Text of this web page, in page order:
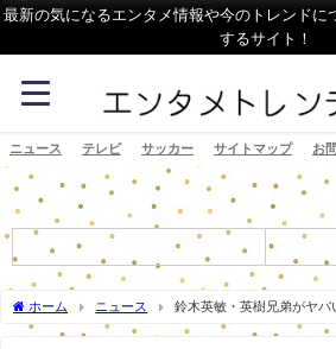
最新の気になるエンタメ情報や今のトレンドに
するサイト！
ニュース テレビ サッカー サイトマップ お
ホーム ニュース
鈴木英敏・英樹兄弟がヤバ
会社や家族(妻・子供)は？【わいせつ】